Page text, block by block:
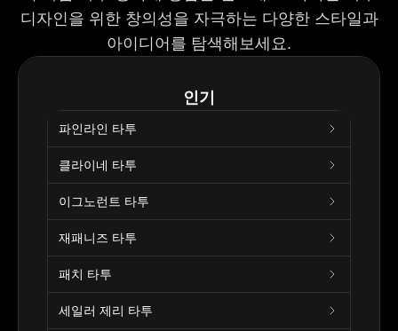
디자인을 위한 창의성을 자극하는 다양한 스타일과
아이디어를 탐색해보세요.
인기
파인라인 타투
클라이네 타투
이그노런트 타투
재패니즈 타투
패치 타투
세일러 제리 타투